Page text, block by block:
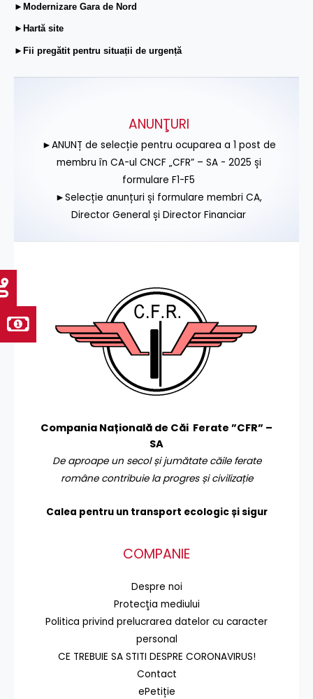
►Modernizare Gara de Nord
►Hartă site
►Fii pregătit pentru situații de urgență
ANUNŢURI
►ANUNȚ de selecție pentru ocuparea a 1 post de
membru în CA-ul CNCF „CFR” – SA - 2025 și
formulare F1-F5
►Selecție anunțuri și formulare membri CA,
Director General și Director Financiar
Compania Națională de Căi Ferate ”CFR” –
SA
De aproape un secol și jumătate căile ferate
române contribuie la progres și civilizație
Calea pentru un transport ecologic și sigur
COMPANIE
Despre noi
Protecţia mediului
Politica privind prelucrarea datelor cu caracter
personal
CE TREBUIE SA STITI DESPRE CORONAVIRUS!
Contact
ePetiție